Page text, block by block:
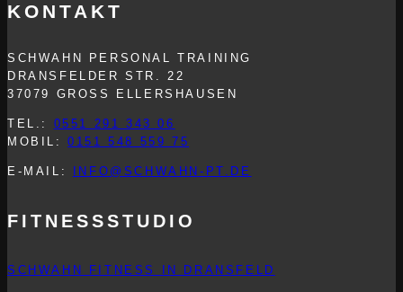
KONTAKT
SCHWAHN PERSONAL TRAINING
DRANSFELDER STR. 22
37079 GROSS ELLERSHAUSEN
TEL.: 0551 291 343 06
MOBIL:0151 548 559 75
E-MAIL: INFO@SCHWAHN-PT.DE
FITNESSSTUDIO
SCHWAHN FITNESS IN DRANSFELD